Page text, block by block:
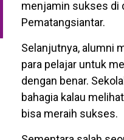
menjamin sukses di
Pematangsiantar.
Selanjutnya, alumni
para pelajar untuk
dengan benar.
bahagia kalau
bisa meraih sukses.